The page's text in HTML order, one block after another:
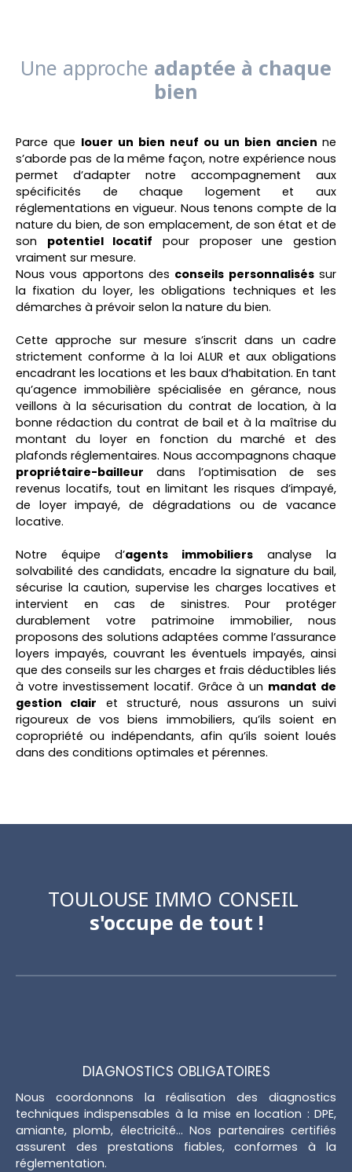
Une approche adaptée à chaque
bien
Parce que louer un bien neuf ou un bien ancien ne
s’aborde pas de la même façon, notre expérience nous
permet d’adapter notre accompagnement aux
spécificités de chaque logement et aux
réglementations en vigueur. Nous tenons compte de la
nature du bien, de son emplacement, de son état et de
son potentiel locatif pour proposer une gestion
vraiment sur mesure.
Nous vous apportons des conseils personnaliséssur
la fixation du loyer, les obligations techniques et les
démarches à prévoir selon la nature du bien.
Cette approche sur mesure s’inscrit dans un cadre
strictement conforme à la loi ALUR et aux obligations
encadrant leslocations et les bauxd’habitation. En tant
qu’agence immobilière spécialisée en gérance, nous
veillons à la sécurisation du contrat de location, à la
bonne rédaction ducontrat de bail et à la maîtrise du
montant du loyeren fonction du marché et des
plafonds réglementaires. Nous accompagnons chaque
propriétaire-bailleur dans l’optimisation de ses
revenus locatifs, tout en limitant les risques d’impayé,
de loyer impayé, de dégradations ou devacance
locative.
Notre équipe d’agents immobiliers analyse la
solvabilité des candidats, encadre la signature du bail,
sécurise lacaution, supervise les charges locatives et
intervient en cas desinistres. Pour protéger
durablement votre patrimoine immobilier, nous
proposons des solutions adaptées comme l’assurance
loyers impayés, couvrant les éventuels impayés, ainsi
que des conseils sur les charges et frais déductibles liés
à votre investissement locatif. Grâce à un mandat de
gestion clair et structuré, nous assurons un suivi
rigoureux de vosbiens immobiliers, qu’ils soient en
copropriété ou indépendants, afin qu’ils soient loués
dans des conditions optimales et pérennes.
TOULOUSE IMMO CONSEIL
s'occupe de tout !
DIAGNOSTICS OBLIGATOIRES
Nous coordonnons la réalisation des diagnostics
techniques indispensables à la mise en location : DPE,
amiante, plomb, électricité… Nos partenaires certifiés
assurent des prestations fiables, conformes à la
réglementation.